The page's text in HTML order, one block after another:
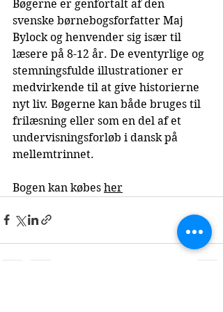
Bøgerne er genfortalt af den
svenske børnebogsforfatter Maj
Bylock og henvender sig især til
læsere på 8-12 år. De eventyrlige og
stemningsfulde illustrationer er
medvirkende til at give historierne
nyt liv. Bøgerne kan både bruges til
frilæsning eller som en del af et
undervisningsforløb i dansk på
mellemtrinnet.
Bogen kan købes her